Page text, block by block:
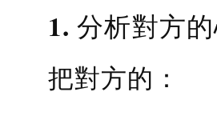
1. 分析對方
把對方的：